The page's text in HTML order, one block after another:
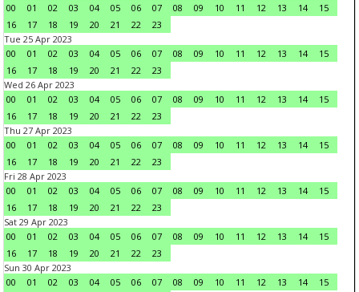
00
01 02 03 04 05 06 07 08 09 10 11 12 13 14
15
16
17 18 19 20 21 22
23
Tue 25 Apr 2023
00
01 02 03 04 05 06 07 08 09 10 11 12 13 14
15
16
17 18 19 20 21 22
23
Wed 26 Apr 2023
00
01 02 03 04 05 06 07 08 09 10 11 12 13 14
15
16
17 18 19 20 21 22
23
Thu 27 Apr 2023
00
01 02 03 04 05 06 07 08 09 10 11 12 13 14
15
16
17 18 19 20 21 22
23
Fri 28 Apr 2023
00
01 02 03 04 05 06 07 08 09 10 11 12 13 14
15
16
17 18 19 20 21 22
23
Sat 29 Apr 2023
00
01 02 03 04 05 06 07 08 09 10 11 12 13 14
15
16
17 18 19 20 21 22
23
Sun 30 Apr 2023
00
01 02 03 04 05 06 07 08 09 10 11 12 13 14
15